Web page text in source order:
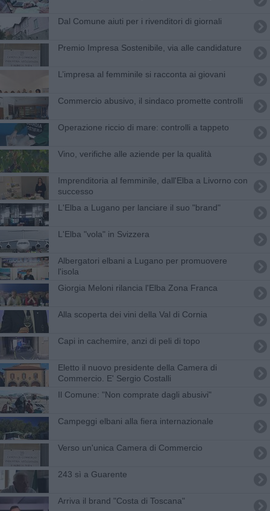
Dal Comune aiuti per i rivenditori di giornali
Premio Impresa Sostenibile, via alle candidature
L’impresa al femminile si racconta ai giovani
Commercio abusivo, il sindaco promette controlli
Operazione riccio di mare: controlli a tappeto
Vino, verifiche alle aziende per la qualità
Imprenditoria al femminile, dall'Elba a Livorno con
successo
L'Elba a Lugano per lanciare il suo "brand"
L'Elba "vola" in Svizzera
Albergatori elbani a Lugano per promuovere
l'isola
Giorgia Meloni rilancia l'Elba Zona Franca
Alla scoperta dei vini della Val di Cornia
Capi in cachemire, anzi di peli di topo
Eletto il nuovo presidente della Camera di
Commercio. E' Sergio Costalli
Il Comune: "Non comprate dagli abusivi"
Campeggi elbani alla fiera internazionale
Verso un'unica Camera di Commercio
243 sì a Guarente
Arriva il brand "Costa di Toscana"